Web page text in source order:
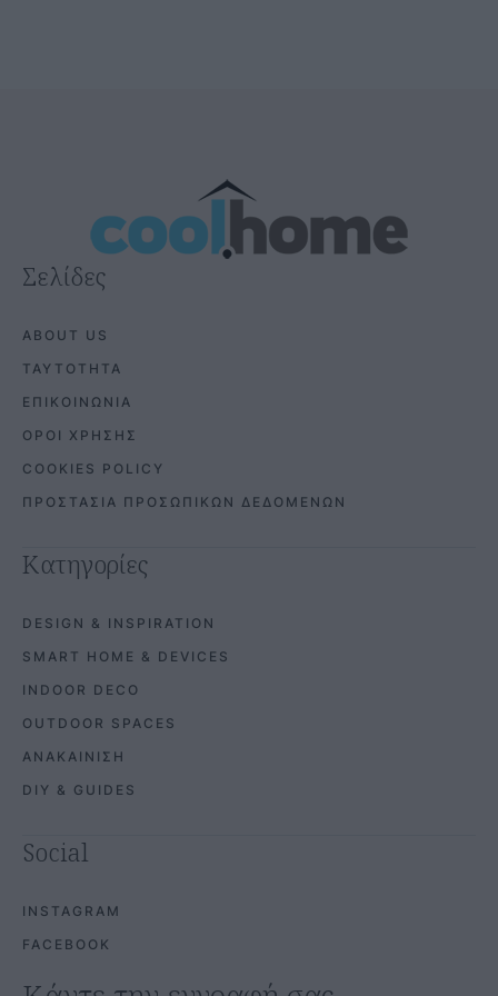
Σελίδες
ABOUT US
ΤΑΥΤΟΤΗΤΑ
ΕΠΙΚΟΙΝΩΝΙΑ
ΟΡΟΙ ΧΡΗΣΗΣ
COOKIES POLICY
ΠΡΟΣΤΑΣΙΑ ΠΡΟΣΩΠΙΚΩΝ ΔΕΔΟΜΕΝΩΝ
Κατηγορίες
DESIGN & INSPIRATION
SMART HOME & DEVICES
INDOOR DECO
OUTDOOR SPACES
ΑΝΑΚΑΙΝΙΣΗ
DIY & GUIDES
Social
INSTAGRAM
FACEBOOK